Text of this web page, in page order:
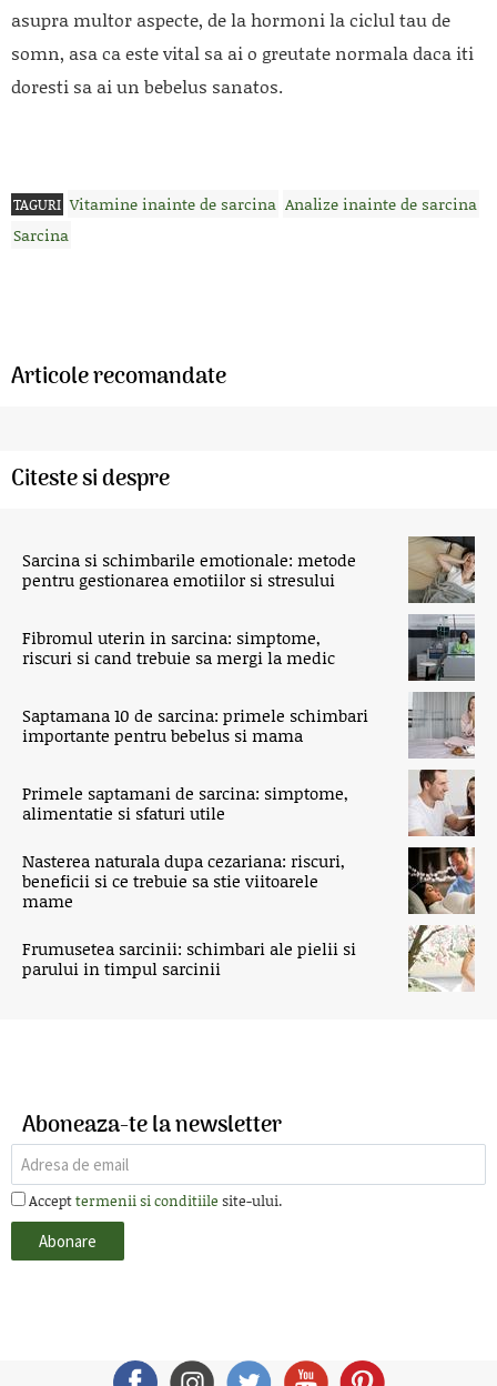
asupra multor aspecte, de la hormoni la ciclul tau de
somn, asa ca este vital sa ai o greutate normala daca iti
doresti sa ai un bebelus sanatos.
TAGURI Vitamine inainte de sarcina Analize inainte de sarcina
Sarcina
Articole recomandate
Citeste si despre
Sarcina si schimbarile emotionale: metode
pentru gestionarea emotiilor si stresului
Fibromul uterin in sarcina: simptome,
riscuri si cand trebuie sa mergi la medic
Saptamana 10 de sarcina: primele schimbari
importante pentru bebelus si mama
Primele saptamani de sarcina: simptome,
alimentatie si sfaturi utile
Nasterea naturala dupa cezariana: riscuri,
beneficii si ce trebuie sa stie viitoarele
mame
Frumusetea sarcinii: schimbari ale pielii si
parului in timpul sarcinii
Aboneaza-te la newsletter
Accepttermenii si conditiile site-ului.